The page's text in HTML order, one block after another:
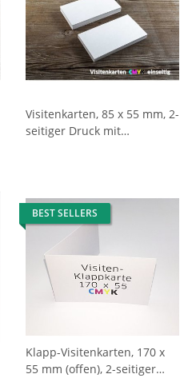
Visitenkarten, 85 x 55 mm, 2-
seitiger Druck mit
BEST SELLERS
Klapp-Visitenkarten, 170 x
55 mm (offen), 2-seitiger